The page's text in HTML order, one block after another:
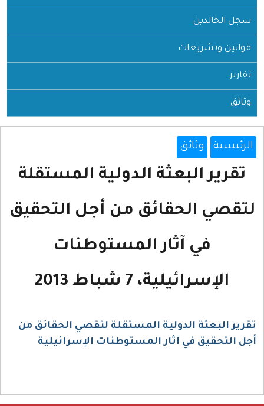
سجل الخالدين
قوانين وتشريعات
تقارير
وثائق
الرئيسية وثائق
تقرير البعثة الدولية المستقلة
لتقصي الحقائق من أجل التحقيق
في آثار المستوطنات
الإسرائيلية، 7 شباط 2013
تقرير البعثة الدولية المستقلة لتقصي الحقائق من
أجل التحقيق في آثار المستوطنات الإسرائيلية